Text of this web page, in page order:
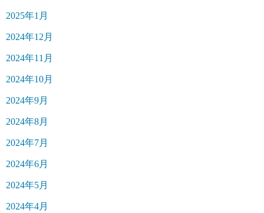
2025年1月
2024年12月
2024年11月
2024年10月
2024年9月
2024年8月
2024年7月
2024年6月
2024年5月
2024年4月